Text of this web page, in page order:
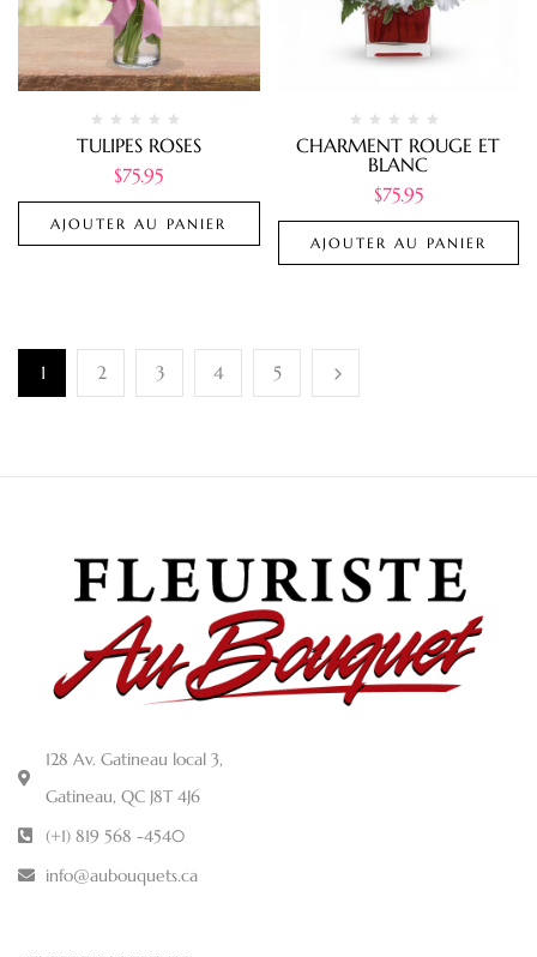
TULIPES ROSES
$75.95
AJOUTER AU PANIER
CHARMENT ROUGE ET
BLANC
$75.95
AJOUTER AU PANIER
1 2 3 4 5
128 Av. Gatineau local 3,
Gatineau, QC J8T 4J6
(+1) 819 568 -4540
info@aubouquets.ca